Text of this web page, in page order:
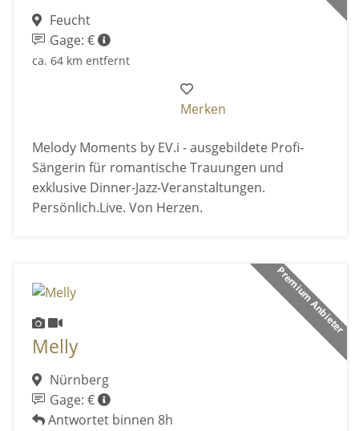
Feucht
Gage: €
ca. 64 km entfernt
Merken
Melody Moments by EV.i - ausgebildete Profi-
Sängerin für romantische Trauungen und
exklusive Dinner-Jazz-Veranstaltungen.
Persönlich.Live. Von Herzen.
Premium Anbieter
Melly
Nürnberg
Gage: €
Antwortet binnen 8h